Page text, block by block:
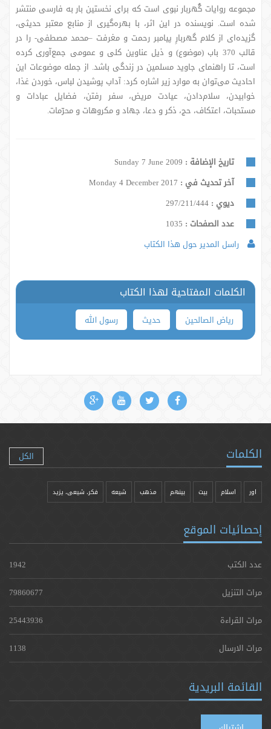
مجموعه روایات گُهربار نبوی است که برای نخستین بار به فارسی منتشر
شده است. نویسنده در این اثر، با بهره‌گیری از منابع معتبر حدیثی،
گزیده‌ای از کلام گهربارِ پیامبر رحمت و مغرفت –محمد مصطفی- را در
قالب 370 باب (موضوع) و ذیل عناوین کلی و عمومی جمع‌آوری کرده
است، تا راهنمای جاوید مسلمین در زندگی باشد. از جمله موضوعات این
احادیث می‌توان به موارد زیر اشاره کرد: آداب پوشیدن لباس، خوردن غذا،
خوابیدن، سلام‌دادن، عیادت مریض، سفر رفتن، فضایل عبادات و
مستحبات، اعتکاف، حج، ذکر و دعا، جهاد و مکروهات و محرّمات.
تاريخ الإضافة : Sunday 7 June 2009
آخر تحديث في :
ديوي : 297/211/444
عدد الصفحات :
راسل المدير حول هذا الكتاب
الكلمات المفتاحية لهذا الكتاب
ریاض الصالحین حدیث رسول الله
الكلمات الكل
اور اسلام بیت بينهم مذهب شيعه فکر، شیعی، یزيد
إحصائيات الموقع
عدد الكتب
1942
مرات التنزيل
79860677
مرات القراءة
25443936
مرات الارسال
1138
القائمة البريدية